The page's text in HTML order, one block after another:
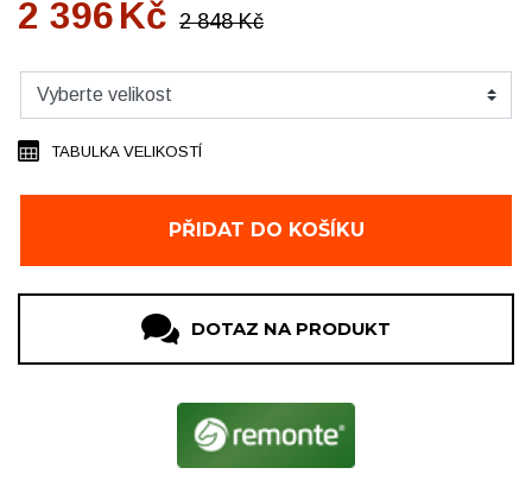
2 396Kč 2 848 Kč
PŘIDAT DO KOŠÍKU
TABULKA VELIKOSTÍ
DOTAZ NA PRODUKT